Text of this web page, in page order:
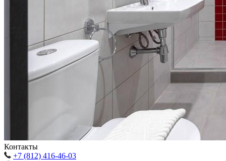
Контакты
+7 (812) 416-46-03